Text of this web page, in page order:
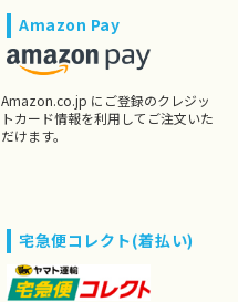
Amazon Pay
Amazon.co.jp にご登録のクレジッ
トカード情報を利用してご注文いた
だけます。
宅急便コレクト(着払い)